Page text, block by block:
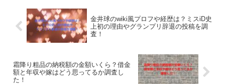
金井球のwiki風プロフや経歴は？ミスiD史
上初の理由やグランプリ辞退の投稿を調
査！
霜降り粗品の納税額の金額いくら？借金
額と年収や嫁はどう思ってるか調査し
た！